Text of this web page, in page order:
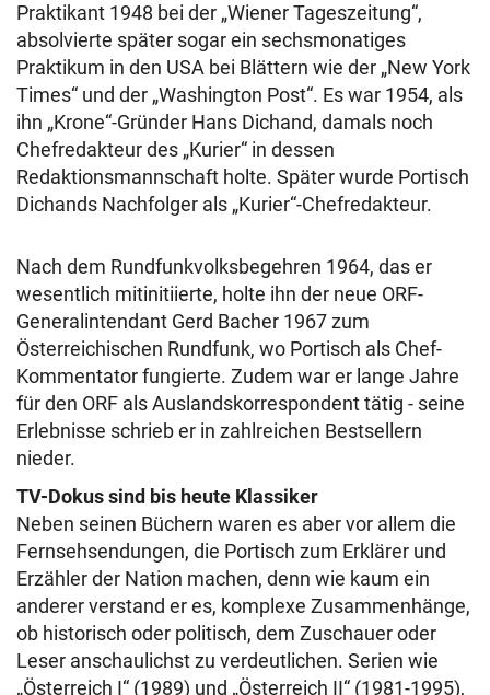
Praktikant 1948 bei der „Wiener Tageszeitung“,
absolvierte später sogar ein sechsmonatiges
Praktikum in den USA bei Blättern wie der „New York
Times“ und der „Washington Post“. Es war 1954, als
ihn „Krone“-Gründer Hans Dichand, damals noch
Chefredakteur des „Kurier“ in dessen
Redaktionsmannschaft holte. Später wurde Portisch
Dichands Nachfolger als „Kurier“-Chefredakteur.
Nach dem Rundfunkvolksbegehren 1964, das er
wesentlich mitinitiierte, holte ihn der neue ORF-
Generalintendant Gerd Bacher 1967 zum
Österreichischen Rundfunk, wo Portisch als Chef-
Kommentator fungierte. Zudem war er lange Jahre
für den ORF als Auslandskorrespondent tätig - seine
Erlebnisse schrieb er in zahlreichen Bestsellern
nieder.
TV-Dokus sind bis heute Klassiker
Neben seinen Büchern waren es aber vor allem die
Fernsehsendungen, die Portisch zum Erklärer und
Erzähler der Nation machen, denn wie kaum ein
anderer verstand er es, komplexe Zusammenhänge,
ob historisch oder politisch, dem Zuschauer oder
Leser anschaulichst zu verdeutlichen. Serien wie
„Österreich I“ (1989) und „Österreich II“ (1981-1995),